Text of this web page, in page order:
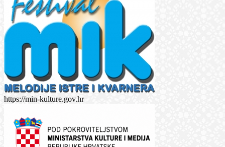
https://min-kulture.gov.hr